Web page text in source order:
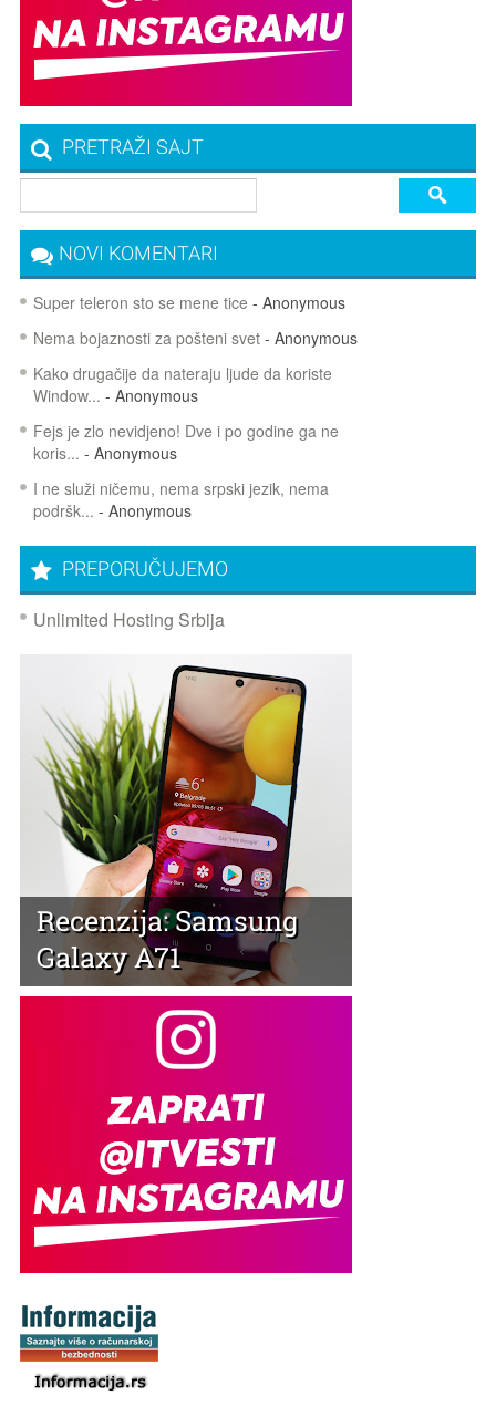
PRETRAŽI SAJT
NOVI KOMENTARI
Super teleron sto se mene tice - Anonymous
Nema bojaznosti za pošteni svet- Anonymous
Kako drugačije da nateraju ljude da koriste
Window... - Anonymous
Fejs je zlo nevidjeno! Dve i po godine ga ne
koris... - Anonymous
I ne služi ničemu, nema srpski jezik, nema
podršk... - Anonymous
PREPORUČUJEMO
Unlimited Hosting Srbija
Recenzija: Samsung
Galaxy A71